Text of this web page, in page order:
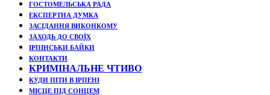
ГОСТОМЕЛЬСЬКА РАДА
ЕКСПЕРТНА ДУМКА
ЗАСІДАННЯ ВИКОНКОМУ
ЗАХОДЬ ДО СВОЇХ
ІРПІНСЬКИ БАЙКИ
КОНТАКТИ
КРИМІНАЛЬНЕ ЧТИВО
КУДИ ПІТИ В ІРПЕНІ
МІСЦЕ ПІД СОНЦЕМ